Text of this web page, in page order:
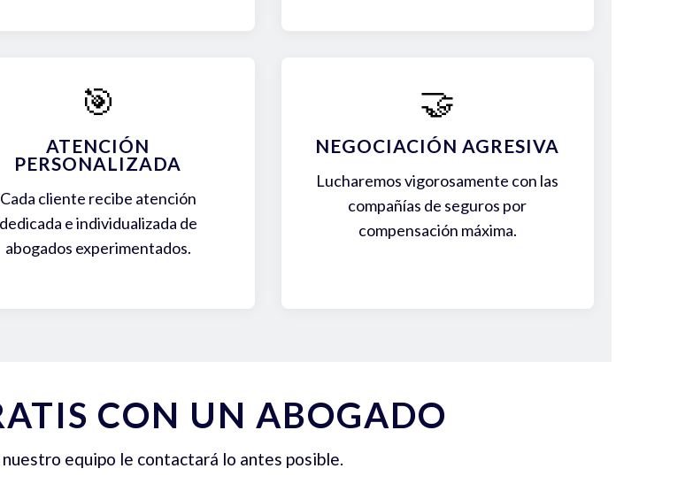
🎯
ATENCIÓN
PERSONALIZADA
Cada cliente recibe atención
dedicada e individualizada de
abogados experimentados.
🤝
NEGOCIACIÓN AGRESIVA
Lucharemos vigorosamente con las
compañías de seguros por
compensación máxima.
CON UN ABOGADO
nuestro equipo le contactará lo antes posible.